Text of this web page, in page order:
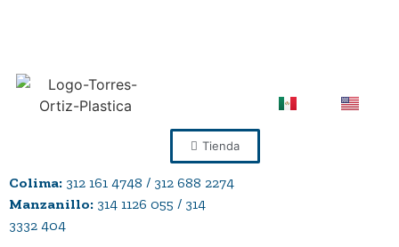
Tienda
Colima: 312 161 4748 / 312 688 2274
Manzanillo: 314 1126 055 / 314
3332 404